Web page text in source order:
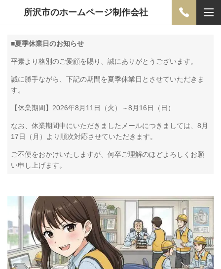
所沢市のホームページ制作会社
■夏季休業日のお知らせ
平素より格別のご愛顧を賜り、誠にありがとうございます。
誠に勝手ながら、下記の期間を夏季休業日とさせていただきま
す。
【休業期間】2026年8月11日（火）～8月16日（日）
なお、休業期間中にいただきましたメールにつきましては、8月
17日（月）より順次対応させていただきます。
ご不便をおかけいたしますが、何卒ご理解のほどよろしくお願
い申し上げます。